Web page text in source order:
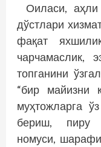
Оиласи,
дўстлари
фақат
чарчамаслик,
топганини
“бир майизни
муҳтожларга
бериш, пиру
номуси,